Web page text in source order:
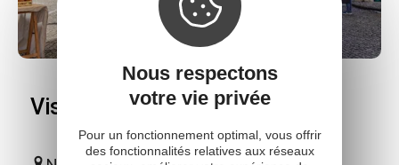
Visitez Naucelle
Nous respectons
votre vie privée
Pour un fonctionnement optimal, vous offrir
des fonctionnalités relatives aux réseaux